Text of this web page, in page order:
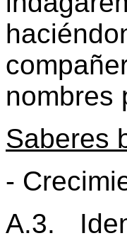
nombres
Saberes
-
A.3.